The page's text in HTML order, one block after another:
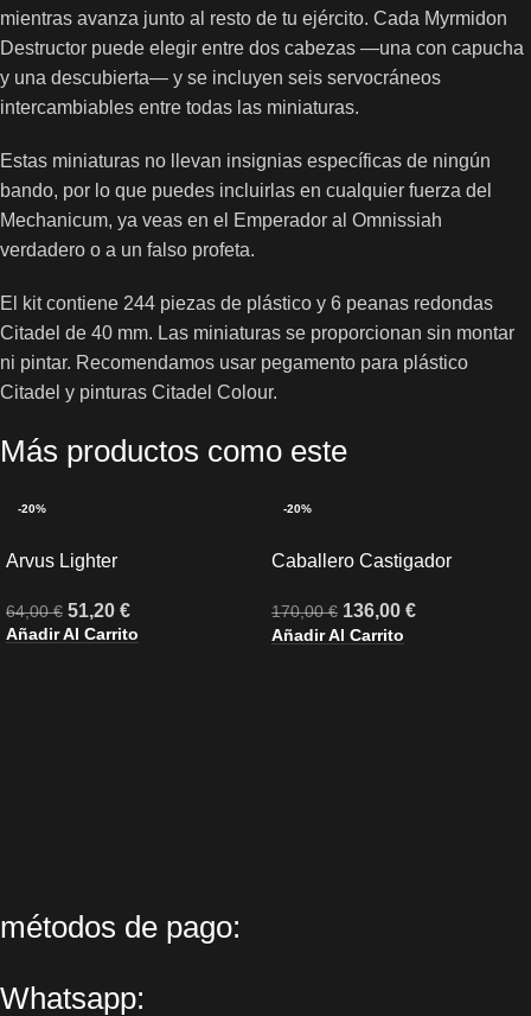
mientras avanza junto al resto de tu ejército. Cada Myrmidon
Destructor puede elegir entre dos cabezas —una con capucha
y una descubierta— y se incluyen seis servocráneos
intercambiables entre todas las miniaturas.
Estas miniaturas no llevan insignias específicas de ningún
bando, por lo que puedes incluirlas en cualquier fuerza del
Mechanicum, ya veas en el Emperador al Omnissiah
verdadero o a un falso profeta.
El kit contiene 244 piezas de plástico y 6 peanas redondas
Citadel de 40 mm. Las miniaturas se proporcionan sin montar
ni pintar. Recomendamos usar pegamento para plástico
Citadel y pinturas Citadel Colour.
Más productos como este
-20%
Arvus Lighter
64,00€ 51,20 €
Añadir Al Carrito
-20%
Caballero Castigador
170,00€ 136,00 €
Añadir Al Carrito
métodos de pago:
Whatsapp: